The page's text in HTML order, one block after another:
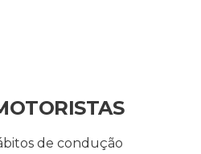
de condução